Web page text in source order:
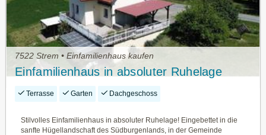
7522 Strem • Einfamilienhaus kaufen
Einfamilienhaus in absoluter Ruhelage
Terrasse Garten Dachgeschoss
Stilvolles Einfamilienhaus in absoluter Ruhelage! Eingebettet in die
sanfte Hügellandschaft des Südburgenlands, in der Gemeinde